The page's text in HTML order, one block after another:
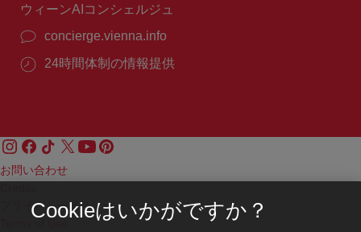
ウィーンAIコンシェルジュ
concierge.vienna.info
24時間体制の情報提供
お問い合わせ
プライバシーポリシー
Cookieはいかがですか？